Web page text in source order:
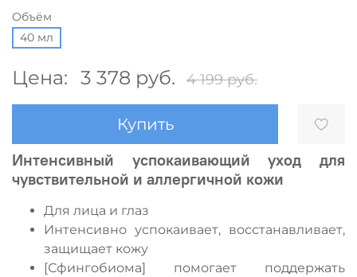
Объём
40 мл
Цена: 3 378 руб. 4 199 руб.
Купить
Интенсивный успокаивающий уход для
чувствительной и аллергичной кожи
Для лица и глаз
Интенсивно успокаивает, восстанавливает,
защищает кожу
[Сфингобиома] помогает поддержать